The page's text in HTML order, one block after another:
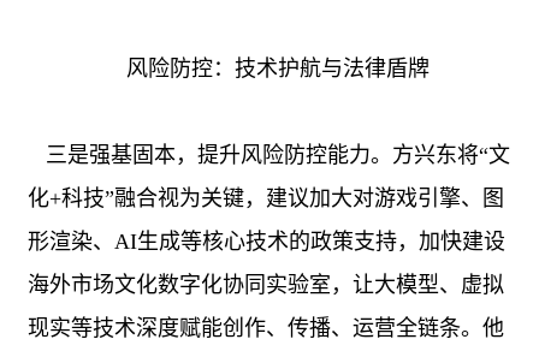
风险防控：技术护航与法律盾牌
三是强基固本，提升风险防控能力。方兴东将“文
化+科技”融合视为关键，建议加大对游戏引擎、图
形渲染、 AI生成等核心技术的政策支持，加快建设
海外市场文化数字化协同实验室，让大模型、虚拟
现实等技术深度赋能创作、传播、运营全链条。他